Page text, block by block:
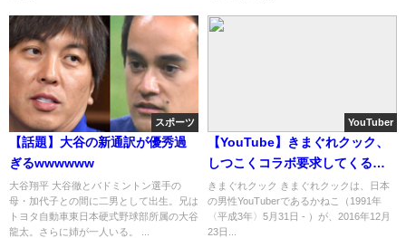
スポーツ
【話題】大谷の新通訳が優秀過
ぎるwwwwww
大谷翔平 大谷徹とバドミントン選手の
母・加代子との間に二男として出生。兄は
トヨタ自動車東日本硬式野球部所属の大谷
龍太。さらに姉が一人いる。 ...
YouTuber
【YouTube】きまぐれクック、
しつこくコラボ要求してくる
YouTuberとのトラブルを明かす
「めちゃくちゃムカつく」
きまぐれクック きまぐれクックは、日本
の男性YouTuberであるかねこ（1991年
〈平成3年〉5月31日 - ）が、2016年12月
23日...